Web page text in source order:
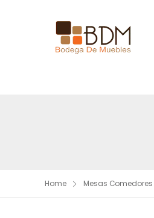
Home Mesas Comedores